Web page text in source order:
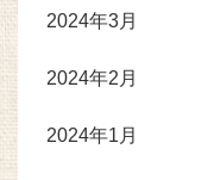
2024年3月
2024年2月
2024年1月